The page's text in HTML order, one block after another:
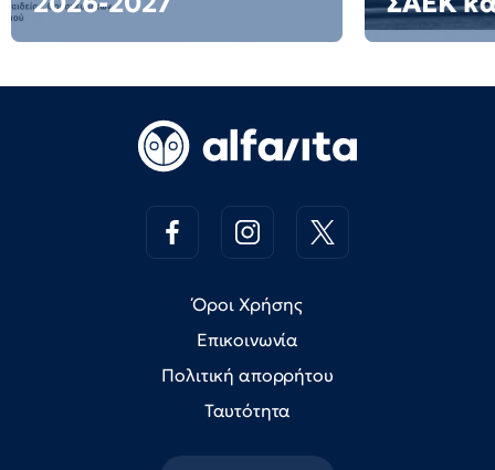
Όροι Χρήσης
Επικοινωνία
Πολιτική απορρήτου
Ταυτότητα